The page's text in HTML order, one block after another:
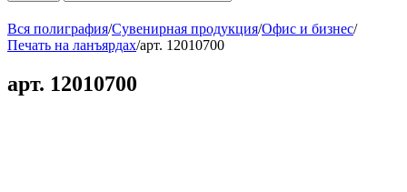
Вся полиграфия/Сувенирная продукция/Офис и бизнес/
Печать на ланъярдах/арт. 12010700
арт. 12010700